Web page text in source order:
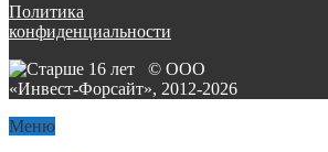
Политика
конфиденциальности
© ООО
«Инвест-Форсайт», 2012-2026
Меню